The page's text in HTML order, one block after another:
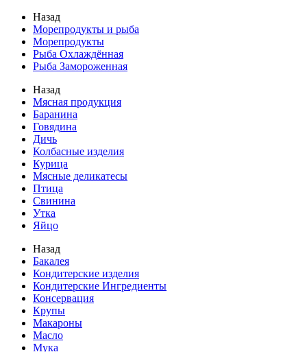
Назад
Морепродукты и рыба
Морепродукты
Рыба Охлаждённая
Рыба Замороженная
Назад
Мясная продукция
Баранина
Говядина
Дичь
Колбасные изделия
Курица
Мясные деликатесы
Птица
Свинина
Утка
Яйцо
Назад
Бакалея
Кондитерские изделия
Кондитерские Ингредиенты
Консервация
Крупы
Макароны
Масло
Мука